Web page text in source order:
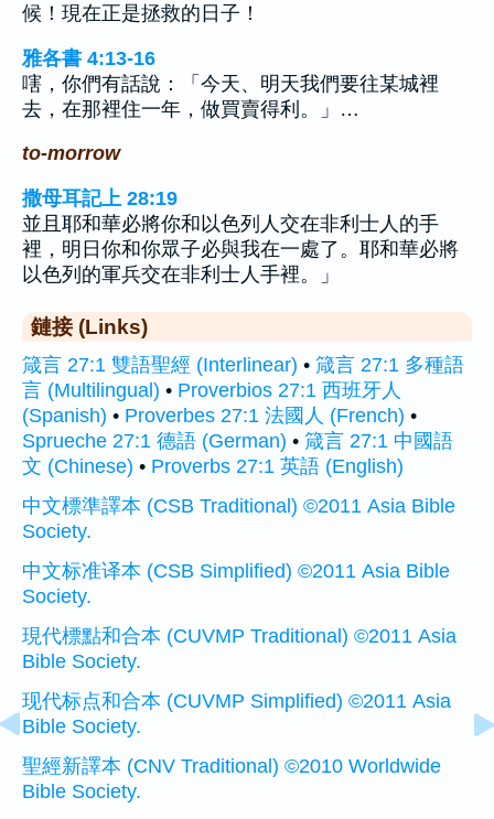
候！現在正是拯救的日子！
雅各書 4:13-16
嗐，你們有話說：「今天、明天我們要往某城裡
去，在那裡住一年，做買賣得利。」…
to-morrow
撒母耳記上 28:19
並且耶和華必將你和以色列人交在非利士人的手
裡，明日你和你眾子必與我在一處了。耶和華必將
以色列的軍兵交在非利士人手裡。」
鏈接 (Links)
箴言 27:1 雙語聖經 (Interlinear) • 箴言 27:1 多種語
言 (Multilingual) • Proverbios 27:1 西班牙人
(Spanish) • Proverbes 27:1 法國人 (French) •
Sprueche 27:1 德語 (German) • 箴言 27:1 中國語
文 (Chinese) • Proverbs 27:1 英語 (English)
中文標準譯本 (CSB Traditional) ©2011 Asia Bible
Society.
中文标准译本 (CSB Simplified) ©2011 Asia Bible
Society.
現代標點和合本 (CUVMP Traditional) ©2011 Asia
Bible Society.
现代标点和合本 (CUVMP Simplified) ©2011 Asia
Bible Society.
聖經新譯本 (CNV Traditional) ©2010 Worldwide
Bible Society.